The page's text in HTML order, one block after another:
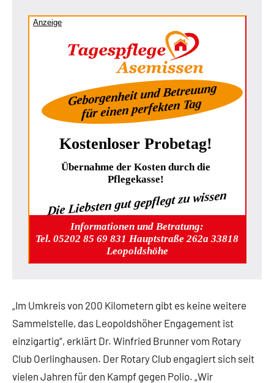
Anzeige
Geborgenheit und Betreuung
für einen perfekten Tag
Kostenloser Probetag!
Übernahme der Kosten durch die
Pflegekasse!
Die Liebsten gut gepflegt zu wissen
Informationen und Betratung:
Tel. 05202 85 69 831 Hauptstraße 262a 33818
Leopoldshöhe
„Im Umkreis von 200 Kilometern gibt es keine weitere
Sammelstelle, das Leopoldshöher Engagement ist
einzigartig“, erklärt Dr. Winfried Brunner vom Rotary
Club Oerlinghausen. Der Rotary Club engagiert sich seit
vielen Jahren für den Kampf gegen Polio. „Wir